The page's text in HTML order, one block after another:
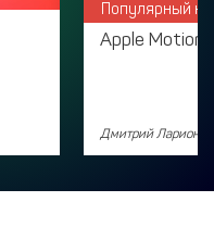
Apple
Дмитрий Ларионов
Популярный